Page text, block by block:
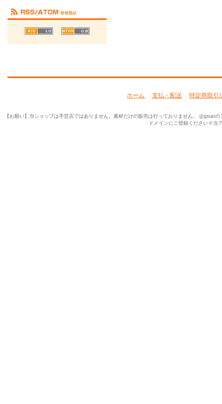
ホーム 支払・配送 特定商取引
【お願い】当ショップは手芸店ではありません。素材だけの販売は行っておりません。 @gmail
ドメインにご登録ください※当